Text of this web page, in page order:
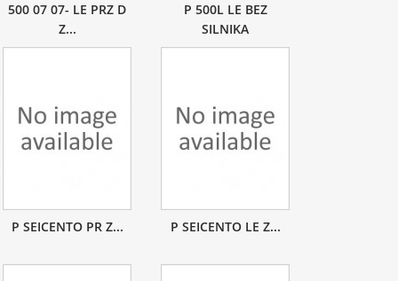
500 07 07- LE PRZ D
Z...
P 500L LE BEZ
SILNIKA
P SEICENTO PR Z... P SEICENTO LE Z...